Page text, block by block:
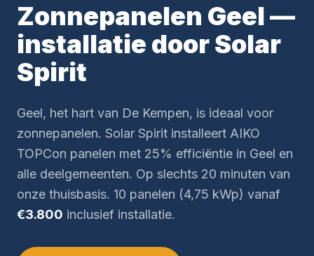
Zonnepanelen Geel —
installatie door Solar
Spirit
Geel, het hart van De Kempen, is ideaal voor
zonnepanelen. Solar Spirit installeert AIKO
TOPCon panelen met 25% efficiëntie in Geel en
alle deelgemeenten. Op slechts 20 minuten van
onze thuisbasis. 10 panelen (4,75 kWp) vanaf
€3.800 inclusief installatie.